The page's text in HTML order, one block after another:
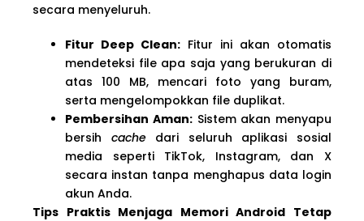
secara menyeluruh.
Fitur Deep Clean: Fitur ini akan otomatis
mendeteksi file apa saja yang berukuran di
atas 100 MB, mencari foto yang buram,
serta mengelompokkan file duplikat.
Pembersihan Aman:Sistem akan menyapu
bersih cachedari seluruh aplikasi sosial
media seperti TikTok, Instagram, dan X
secara instan tanpa menghapus data login
akun Anda.
Tips Praktis Menjaga Memori Android Tetap